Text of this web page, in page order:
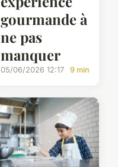
gourmande à
ne pas
manquer
05/06/2026 12:17 9 min